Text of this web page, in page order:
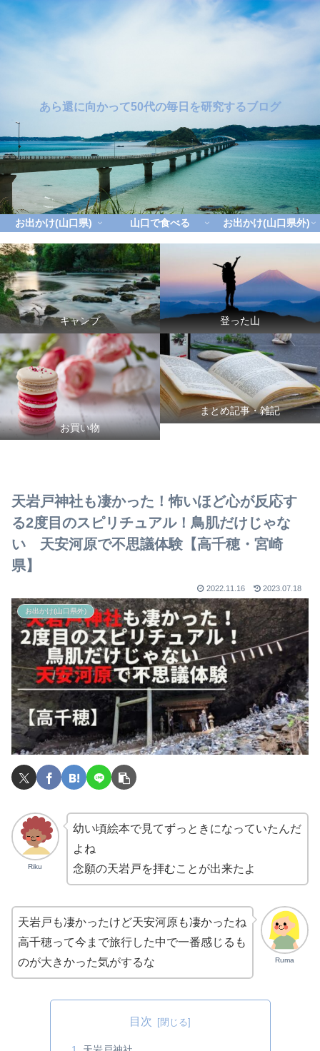
あら還に向かって50代の毎日を研究するブログ
お出かけ(山口県) 山口で食べる お出かけ(山口県外)
キャンプ 登った山
お買い物
まとめ記事・雑記
天岩戸神社も凄かった！怖いほど心が反応す
る2度目のスピリチュアル！鳥肌だけじゃな
い 天安河原で不思議体験【高千穂・宮崎
県】
2022.11.16 2023.07.18
お出かけ(山口県外)
Riku
幼い頃絵本で見てずっときになっていたんだ
よね
念願の天岩戸を拝むことが出来たよ
Ruma
天岩戸も凄かったけど天安河原も凄かったね
高千穂って今まで旅行した中で一番感じるも
のが大きかった気がするな
目次